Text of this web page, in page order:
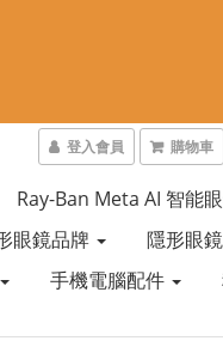
登入會員 購物車
Ray-Ban Meta AI 智能
眼鏡品牌 隱形眼
手機電腦配件